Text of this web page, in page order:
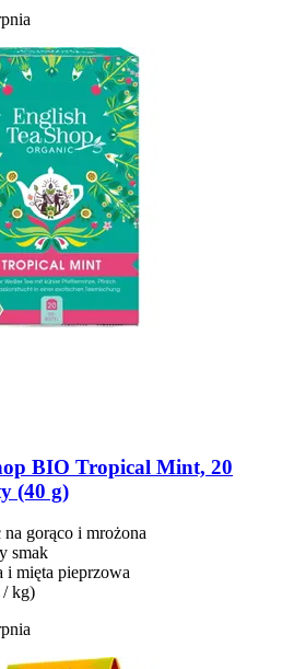
BIO Tropical Mint, 20
(40 g)
na gorąco i mrożona
smak
i mięta pieprzowa
/ kg)